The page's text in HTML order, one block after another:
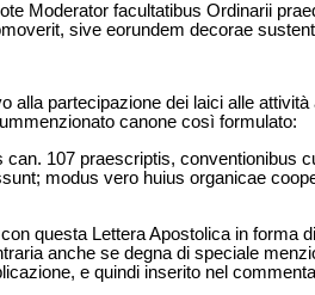
Moderator facultatibus Ordinarii
sive eorundem decorae
alla partecipazione dei laici alle
canone così formulato:
can. 107 praescriptis, conventionibus
modus vero huius organicae
questa Lettera Apostolica in forma
anche se degna di speciale
e quindi inserito nel